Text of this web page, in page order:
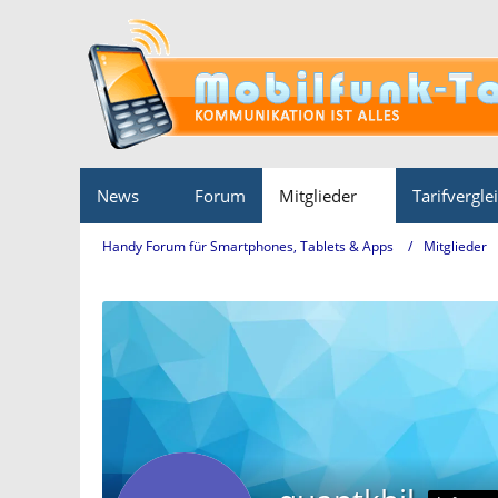
News Forum Mitglieder
Handy Forum für Smartphones, Tablets & Apps Mitglieder